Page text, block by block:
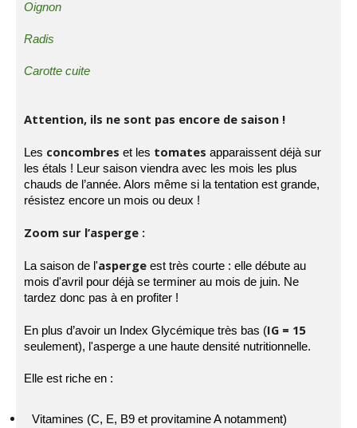
Oignon
Radis
Carotte cuite
Attention, ils ne sont pas encore de saison !
Les concombres et les tomates apparaissent déjà sur
les étals ! Leur saison viendra avec les mois les plus
chauds de l’année. Alors même si la tentation est grande,
résistez encore un mois ou deux !
Zoom sur l’asperge :
La saison de l'asperge est très courte : elle débute au
mois d'avril pour déjà se terminer au mois de juin. Ne
tardez donc pas à en profiter !
En plus d’avoir un Index Glycémique très bas (IG = 15
seulement), l'asperge a une haute densité nutritionnelle.
Elle est riche en :
Vitamines (C, E, B9 et provitamine A notamment)